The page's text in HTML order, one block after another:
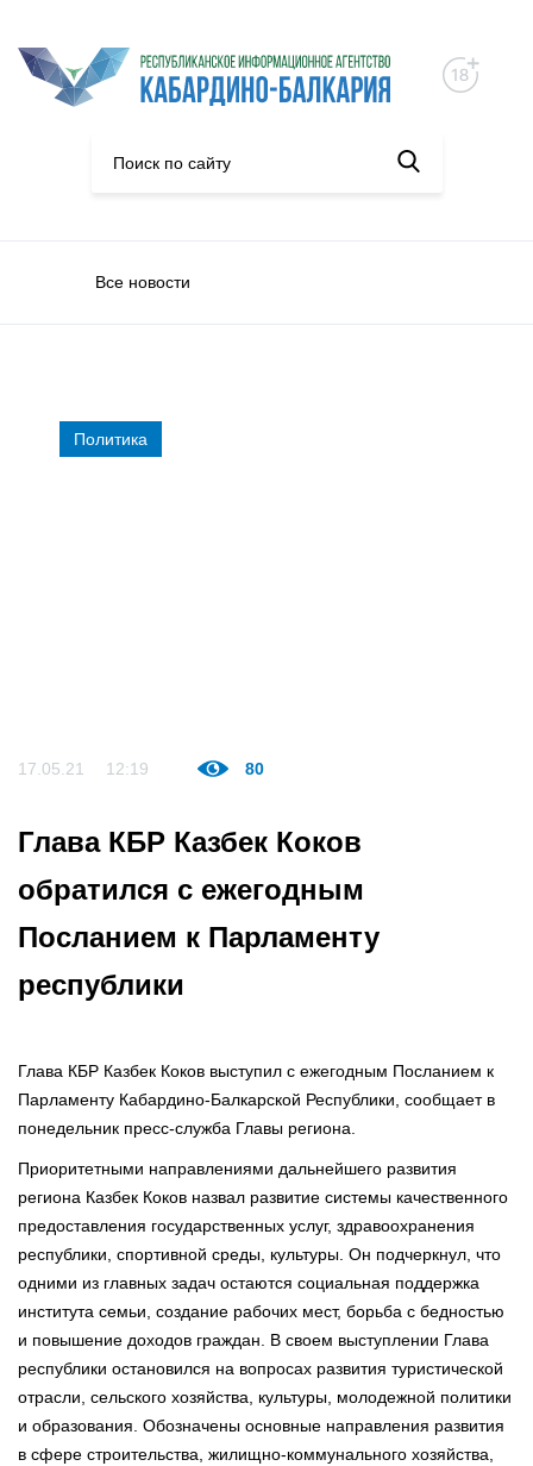
Все новости
Политика
17.05.21 12:19 80
Глава КБР Казбек Коков
обратился с ежегодным
Посланием к Парламенту
республики
Глава КБР Казбек Коков выступил с ежегодным Посланием к
Парламенту Кабардино-Балкарской Республики, сообщает в
понедельник пресс-служба Главы региона.
Приоритетными направлениями дальнейшего развития
региона Казбек Коков назвал развитие системы качественного
предоставления государственных услуг, здравоохранения
республики, спортивной среды, культуры. Он подчеркнул, что
одними из главных задач остаются социальная поддержка
института семьи, создание рабочих мест, борьба с бедностью
и повышение доходов граждан. В своем выступлении Глава
республики остановился на вопросах развития туристической
отрасли, сельского хозяйства, культуры, молодежной политики
и образования. Обозначены основные направления развития
в сфере строительства, жилищно-коммунального хозяйства,